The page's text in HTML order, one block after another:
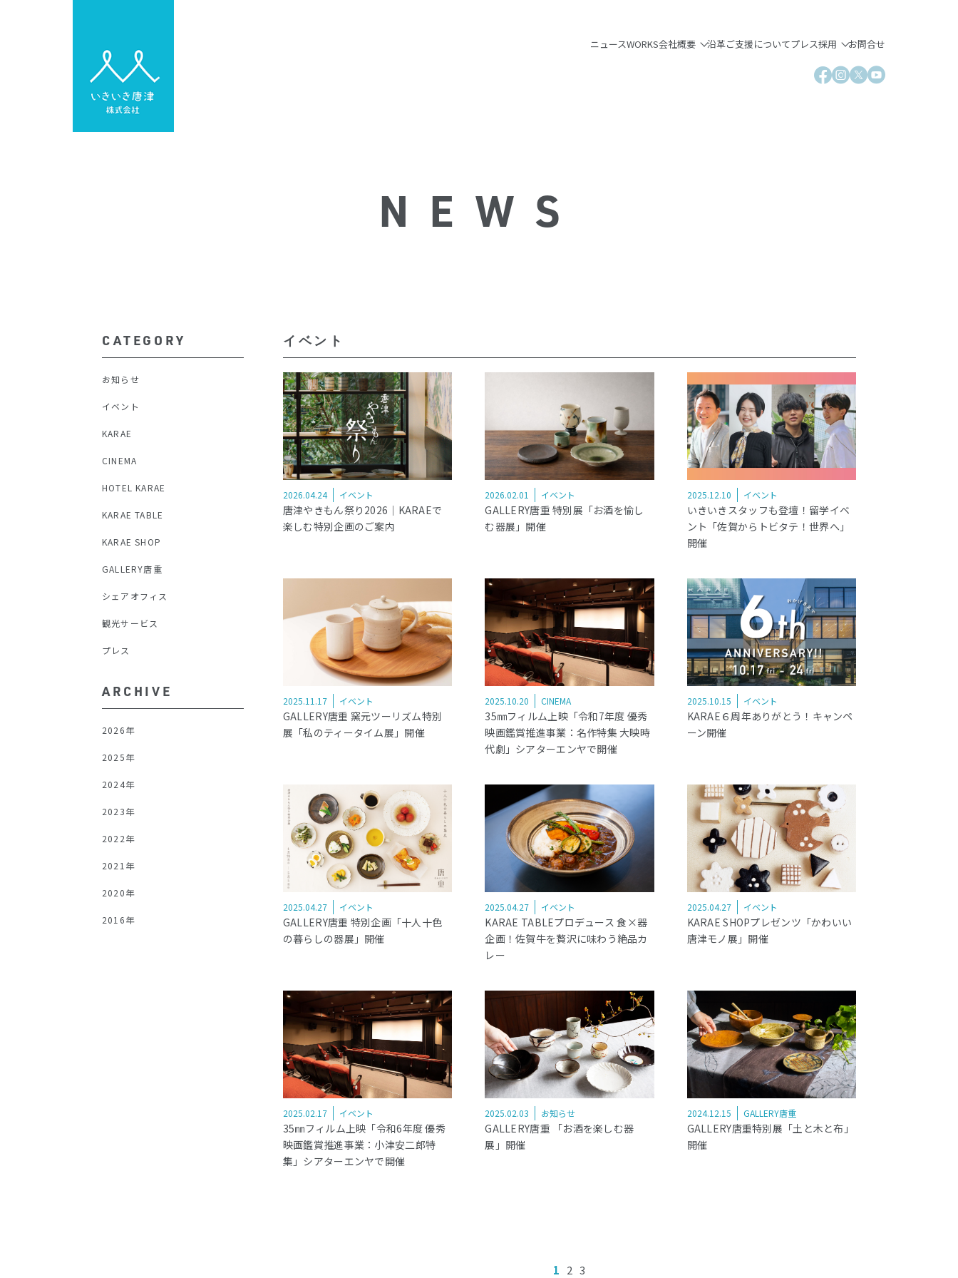
ニュースWORKS会社概要 沿革ご支援についてプレス採用 お問合せ
NEWS
CATEGORY
お知らせ
イベント
KARAE
CINEMA
HOTEL KARAE
KARAE TABLE
KARAE SHOP
GALLERY唐重
シェアオフィス
観光サービス
プレス
ARCHIVE
2026年
2025年
2024年
2023年
2022年
2021年
2020年
2016年
イベント
2026.04.24 イベント
唐津やきもん祭り2026｜KARAEで
楽しむ特別企画のご案内
2026.02.01 イベント
GALLERY唐重 特別展「お酒を愉し
む器展」開催
2025.12.10 イベント
いきいきスタッフも登壇！留学イベ
ント「佐賀からトビタテ！世界へ」
開催
2025.11.17 イベント
GALLERY唐重 窯元ツーリズム特別
展「私のティータイム展」開催
2025.10.20 CINEMA
35㎜フィルム上映「令和7年度 優秀
映画鑑賞推進事業：名作特集 大映時
代劇」シアターエンヤで開催
2025.10.15 イベント
KARAE６周年ありがとう！キャンペ
ーン開催
2025.04.27 イベント
GALLERY唐重 特別企画「十人十色
の暮らしの器展」開催
2025.04.27 イベント
KARAE TABLEプロデュース 食×器
企画！佐賀牛を贅沢に味わう絶品カ
レー
2025.04.27 イベント
KARAE SHOPプレゼンツ「かわいい
唐津モノ展」開催
2025.02.17 イベント
35㎜フィルム上映「令和6年度 優秀
映画鑑賞推進事業：小津安二郎特
集」シアターエンヤで開催
2025.02.03 お知らせ
GALLERY唐重 「お酒を楽しむ器
展」開催
2024.12.15 GALLERY唐重
GALLERY唐重特別展「土と木と布」
開催
1 2 3